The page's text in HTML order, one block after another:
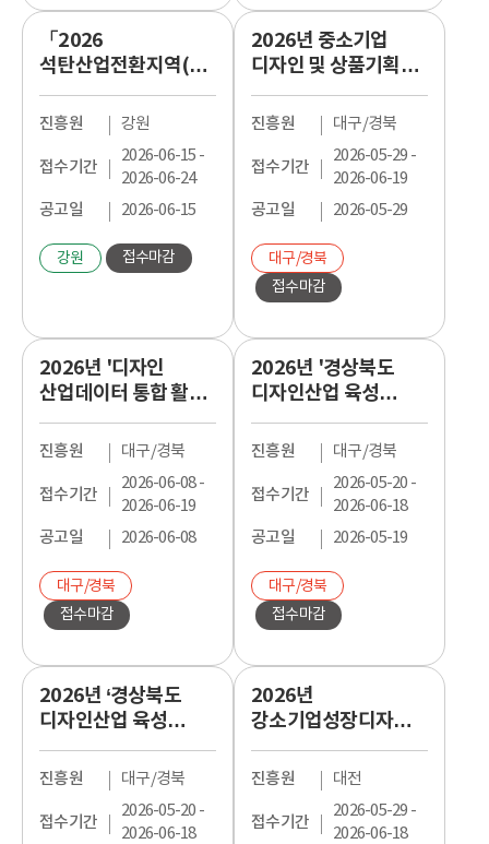
「2026
석탄산업전환지역(구:
폐광지역) 브랜드 활용
고도화 사업」
수혜기업 추가모집
진흥원 강원
접수기간
2026-06-15 -
2026-06-24
공고일
2026-06-15
강원 접수마감
2026년 중소기업
디자인 및 상품기획
역량 지원사업 「로컬
가치 창출형 브랜드 및
디자인 상품개발」
지원과제 모집공고
진흥원 대구/경북
접수기간
2026-05-29 -
2026-06-19
공고일
2026-05-29
대구/경북
접수마감
2026년 '디자인
산업데이터 통합 활용
기반구축사업' 기업
프로젝트 지원(3차)
모집공고
진흥원 대구/경북
접수기간
2026-06-08 -
2026-06-19
공고일
2026-06-08
대구/경북
접수마감
2026년 '경상북도
디자인산업 육성
프로젝트' 컨슈머링크
제품디자인 모집공고
진흥원 대구/경북
접수기간
2026-05-20 -
2026-06-18
공고일
2026-05-19
대구/경북
접수마감
2026년 ‘경상북도
디자인산업 육성
프로젝트’ 마켓온
브랜드&패키지
디자인 지원과제
모집공고
진흥원 대구/경북
접수기간
2026-05-20 -
2026-06-18
2026년
강소기업성장디자인
지원사업 제품디자인
개발
진흥원 대전
접수기간
2026-05-29 -
2026-06-18